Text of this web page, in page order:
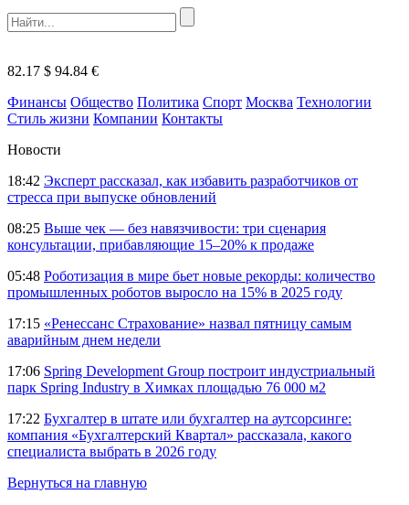
82.17 $ 94.84 €
Финансы Общество Политика Спорт Москва Технологии
Стиль жизни Компании Контакты
Новости
18:42 Эксперт рассказал, как избавить разработчиков от
стресса при выпуске обновлений
08:25 Выше чек — без навязчивости: три сценария
консультации, прибавляющие 15–20% к продаже
05:48 Роботизация в мире бьет новые рекорды: количество
промышленных роботов выросло на 15% в 2025 году
17:15 «Ренессанс Страхование» назвал пятницу самым
аварийным днем недели
17:06 Spring Development Group построит индустриальный
парк Spring Industry в Химках площадью 76 000 м2
17:22 Бухгалтер в штате или бухгалтер на аутсорсинге:
компания «Бухгалтерский Квартал» рассказала, какого
специалиста выбрать в 2026 году
Вернуться на главную